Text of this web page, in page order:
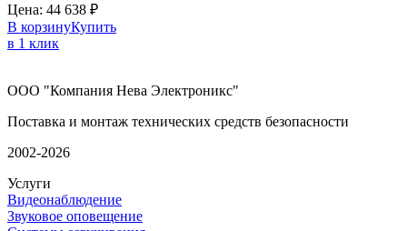
Цена: 44 638 ₽
В корзинуКупить
в 1 клик
ООО "Компания Нева Электроникс"
Поставка и монтаж технических средств безопасности
2002-2026
Услуги
Видеонаблюдение
Звуковое оповещение